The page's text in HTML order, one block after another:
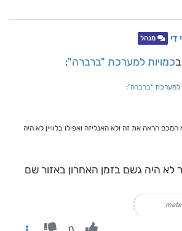
די מנהל
כמויות למערכת "ברברה":
למערכת "ברברה":
הראה את זה ולא האנליזה ואפילו בלוויין לא היה
לא היה גשם בזמן האחרון באזור שם